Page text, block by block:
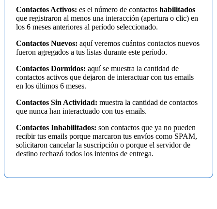
Contactos Activos: es el número de contactos habilitados
que registraron al menos una interacción (apertura o clic) en
los 6 meses anteriores al período seleccionado.
Contactos Nuevos: aquí veremos cuántos contactos nuevos
fueron agregados a tus listas durante este período.
Contactos Dormidos: aquí se muestra la cantidad de
contactos activos que dejaron de interactuar con tus emails
en los últimos 6 meses.
Contactos Sin Actividad: muestra la cantidad de contactos
que nunca han interactuado con tus emails.
Contactos Inhabilitados: son contactos que ya no pueden
recibir tus emails porque marcaron tus envíos como SPAM,
solicitaron cancelar la suscripción o porque el servidor de
destino rechazó todos los intentos de entrega.